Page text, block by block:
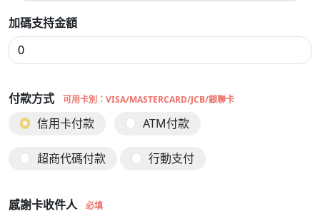
加碼支持金額
付款方式 可用卡別：VISA/MASTERCARD/JCB/銀聯卡
信用卡付款 ATM付款
超商代碼付款 行動支付
感謝卡收件人 必填